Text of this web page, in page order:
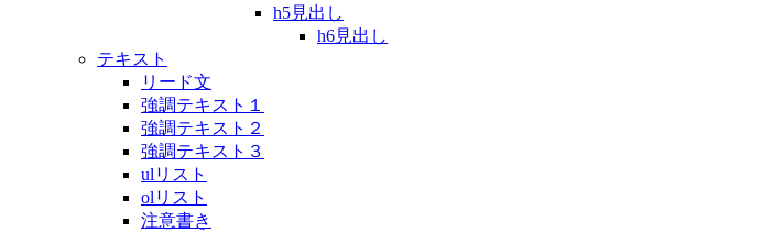
h5見出し
h6見出し
テキスト
リード文
強調テキスト１
強調テキスト２
強調テキスト３
ulリスト
olリスト
注意書き